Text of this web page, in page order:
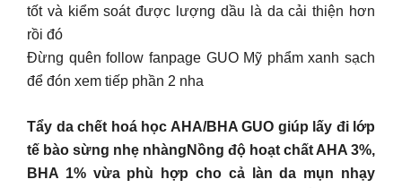
tốt và kiểm soát được lượng dầu là da cải thiện hơn
rồi đó
Đừng quên follow fanpage GUO Mỹ phẩm xanh sạch
để đón xem tiếp phần 2 nha
Tẩy da chết hoá học AHA/BHA GUO giúp lấy đi lớp
tế bào sừng nhẹ nhàngNồng độ hoạt chất AHA 3%,
BHA 1% vừa phù hợp cho cả làn da mụn nhạy